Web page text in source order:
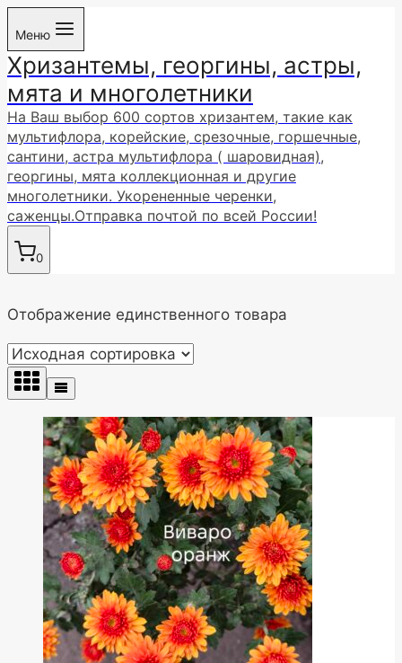
Перейти
содержимому
Меню
Хризантемы, георгины, астры,
мята и многолетники
На Ваш выбор 600 сортов хризантем, такие как
мультифлора, корейские, срезочные, горшечные,
сантини, астра мультифлора ( шаровидная),
георгины, мята коллекционная и другие
многолетники. Укорененные черенки,
саженцы.Отправка почтой по всей России!
0
Отображение единственного товара